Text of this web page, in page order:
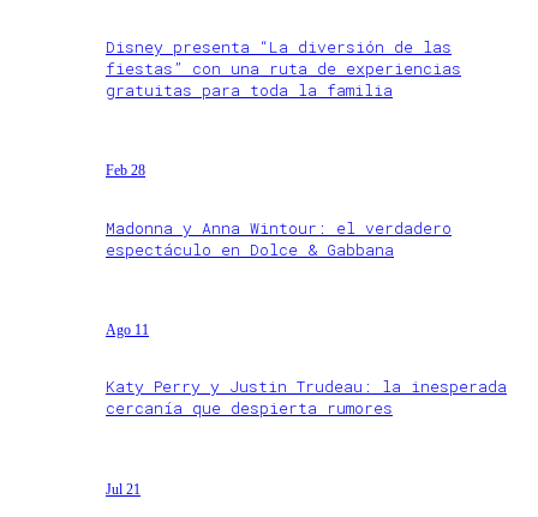
Disney presenta “La diversión de las
fiestas” con una ruta de experiencias
gratuitas para toda la familia
Feb 28
Madonna y Anna Wintour: el verdadero
espectáculo en Dolce & Gabbana
Ago 11
Katy Perry y Justin Trudeau: la inesperada
cercanía que despierta rumores
Jul 21